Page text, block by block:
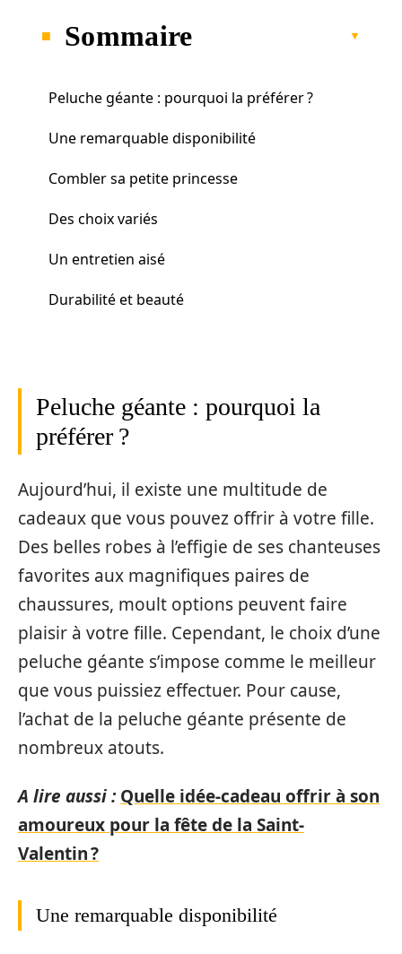
Sommaire
Peluche géante : pourquoi la préférer ?
Une remarquable disponibilité
Combler sa petite princesse
Des choix variés
Un entretien aisé
Durabilité et beauté
Peluche géante : pourquoi la
préférer ?
Aujourd’hui, il existe une multitude de
cadeaux que vous pouvez offrir à votre fille.
Des belles robes à l’effigie de ses chanteuses
favorites aux magnifiques paires de
chaussures, moult options peuvent faire
plaisir à votre fille. Cependant, le choix d’une
peluche géante s’impose comme le meilleur
que vous puissiez effectuer. Pour cause,
l’achat de la peluche géante présente de
nombreux atouts.
A lire aussi : Quelle idée-cadeau offrir à son
amoureux pour la fête de la Saint-
Valentin ?
Une remarquable disponibilité